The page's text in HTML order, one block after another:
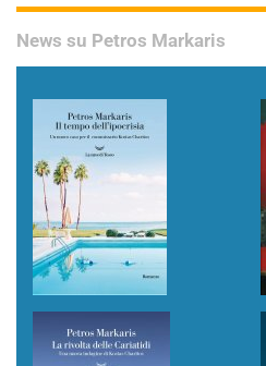
News su Petros Markaris